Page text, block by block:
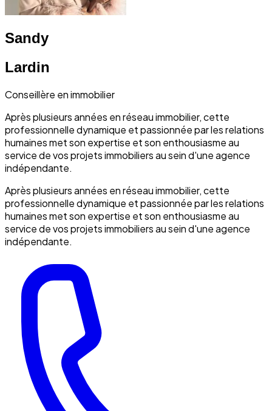
Sandy
Lardin
Conseillère en immobilier
Après plusieurs années en réseau immobilier, cette
professionnelle dynamique et passionnée par les relations
humaines met son expertise et son enthousiasme au
service de vos projets immobiliers au sein d'une agence
indépendante.
Après plusieurs années en réseau immobilier, cette
professionnelle dynamique et passionnée par les relations
humaines met son expertise et son enthousiasme au
service de vos projets immobiliers au sein d'une agence
indépendante.